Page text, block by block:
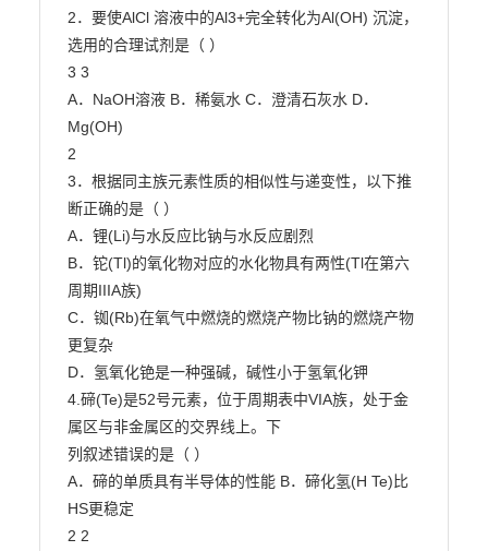
2．要使AlCl 溶液中的Al3+完全转化为Al(OH) 沉淀，
选用的合理试剂是（ ）
3 3
A．NaOH溶液 B．稀氨水 C．澄清石灰水 D．
Mg(OH)
2
3．根据同主族元素性质的相似性与递变性，以下推
断正确的是（ ）
A．锂(Li)与水反应比钠与水反应剧烈
B．铊(Tl)的氧化物对应的水化物具有两性(Tl在第六
周期IIIA族)
C．铷(Rb)在氧气中燃烧的燃烧产物比钠的燃烧产物
更复杂
D．氢氧化铯是一种强碱，碱性小于氢氧化钾
4.碲(Te)是52号元素，位于周期表中VIA族，处于金
属区与非金属区的交界线上。下
列叙述错误的是（ ）
A．碲的单质具有半导体的性能 B．碲化氢(H Te)比
HS更稳定
2 2